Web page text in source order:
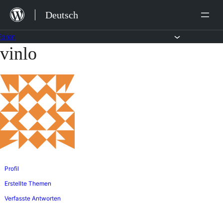
Zum
Inhalt
springen
Deutsch
Zum
springen
vinlo
Profil
Erstellte Themen
Verfasste Antworten